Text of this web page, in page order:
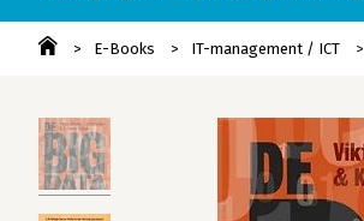
E-Books IT-management / ICT